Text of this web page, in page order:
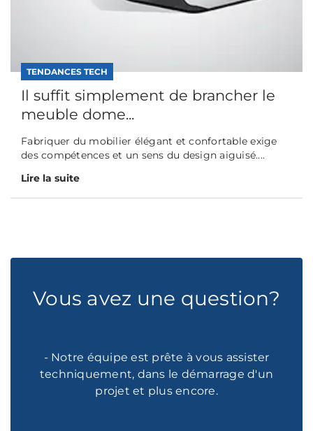
TENDANCES TECH
Il suffit simplement de brancher le
meuble dome...
Fabriquer du mobilier élégant et confortable exige
des compétences et un sens du design aiguisé....
Lire la suite
Vous avez une question?
- Notre équipe est prête à vous assister
techniquement, dans le démarrage d'un
projet et plus encore.